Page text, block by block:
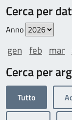
Cerca per
Anno
gen feb mar
Cerca per
Tutto